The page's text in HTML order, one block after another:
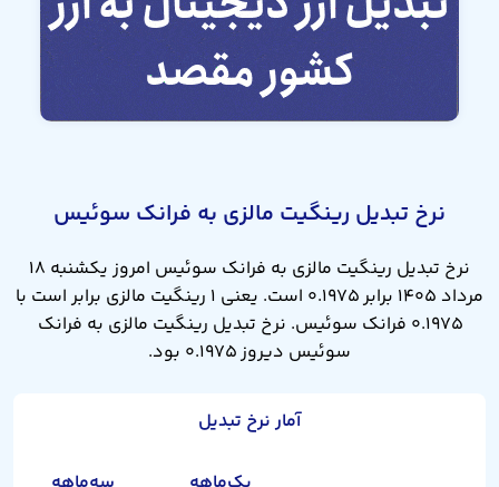
نرخ تبدیل رینگیت مالزی به فرانک سوئیس
نرخ تبدیل رینگیت مالزی به فرانک سوئیس امروز یکشنبه ۱۸
مرداد ۱۴۰۵ برابر ۰.۱۹۷۵ است. یعنی ۱ رینگیت مالزی برابر است با
۰.۱۹۷۵ فرانک سوئیس. نرخ تبدیل رینگیت مالزی به فرانک
سوئیس دیروز ۰.۱۹۷۵ بود.
آمار نرخ تبدیل